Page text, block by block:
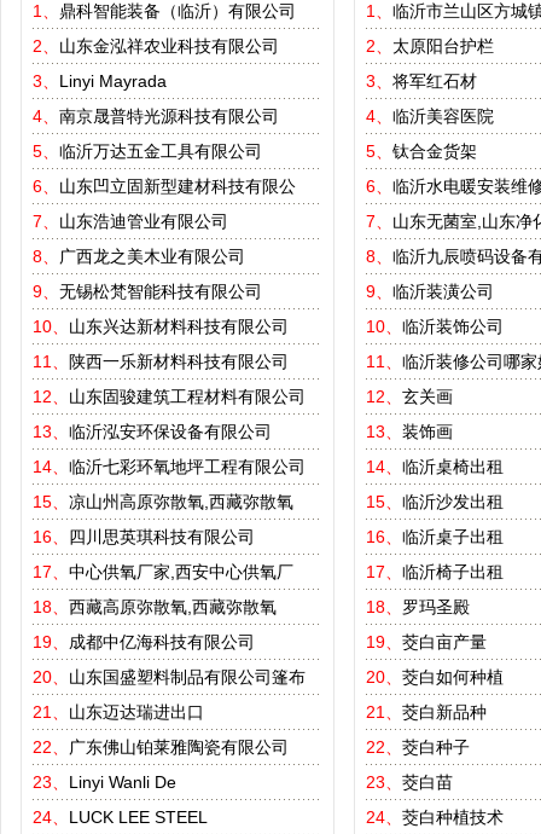
1、 鼎科智能装备（临沂）有限公司
2、 山东金泓祥农业科技有限公司
3、 Linyi Mayrada
4、 南京晟普特光源科技有限公司
5、 临沂万达五金工具有限公司
6、 山东凹立固新型建材科技有限公
7、 山东浩迪管业有限公司
8、
广西龙之美木业有限公司
9、 无锡松梵智能科技有限公司
10、 山东兴达新材料科技有限公司
11、
陕西一乐新材料科技有限公司
12、 山东固骏建筑工程材料有限公司
13、 临沂泓安环保设备有限公司
14、 临沂七彩环氧地坪工程有限公司
15、 凉山州高原弥散氧,西藏弥散氧
16、 四川思英琪科技有限公司
17、 中心供氧厂家,西安中心供氧厂
18、 西藏高原弥散氧,西藏弥散氧
19、 成都中亿海科技有限公司
20、 山东国盛塑料制品有限公司篷布
21、 山东迈达瑞进出口
22、
广东佛山铂莱雅陶瓷有限公司
23、 Linyi Wanli De
24、 LUCK LEE STEEL
1、 临沂市兰山区方城
2、 太原阳台护栏
3、 将军红石材
4、 临沂美容医院
5、 钛合金货架
6、 临沂水电暖安装维
7、 山东无菌室,山东净
8、 临沂九辰喷码设备
9、 临沂装潢公司
10、 临沂装饰公司
11、 临沂装修公司哪家
12、 玄关画
13、 装饰画
14、 临沂桌椅出租
15、 临沂沙发出租
16、 临沂桌子出租
17、 临沂椅子出租
18、 罗玛圣殿
19、 茭白亩产量
20、 茭白如何种植
21、 茭白新品种
22、 茭白种子
23、 茭白苗
24、 茭白种植技术